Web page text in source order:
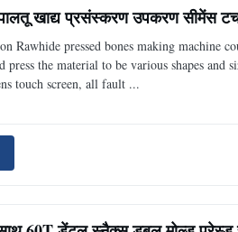
खाद्य प्रसंस्करण उपकरण सीमेंस
Rawhide pressed bones making machine
press the material to be various shapes and
touch screen, all fault ...